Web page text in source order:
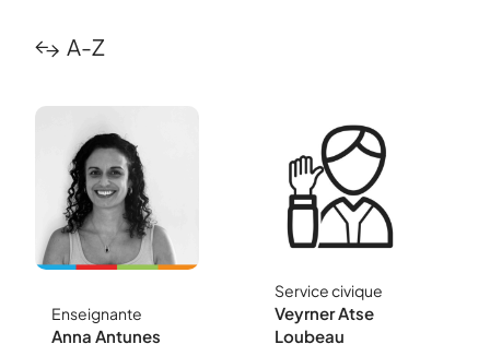
A-Z
du développement
du sport scolaire
Enseignante
Anna Antunes
Accompagnement
des actions
éducatives du
comité
Service civique
Veyrner Atse
Loubeau